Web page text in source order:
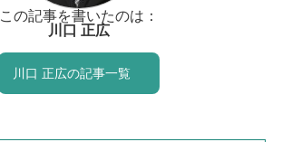
この記事を書いたのは：
川口 正広
川口 正広の記事一覧